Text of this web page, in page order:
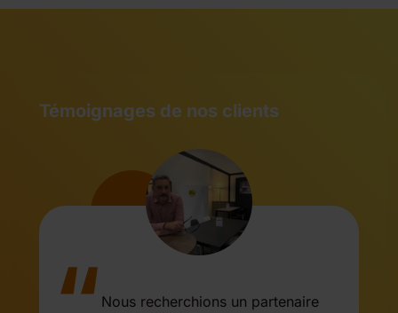
Témoignages de nos clients
Nous recherchions un partenaire